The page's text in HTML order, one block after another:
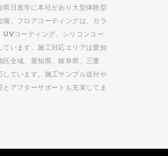
県日進市に本社があり大型体験型
備。フロアコーティングは、ガラ
UVコーティング、シリコンコー
ています。施工対応エリアは愛知
区全域、愛知県、岐阜県、三重
しています。施工サンプル送付や
とアフターサポートも充実してま